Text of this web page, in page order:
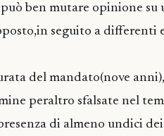
ben mutare opinione su
seguito a differenti
del mandato(nove
peraltro sfalsate nel
di almeno undici